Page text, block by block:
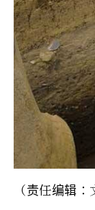
（责任编辑：